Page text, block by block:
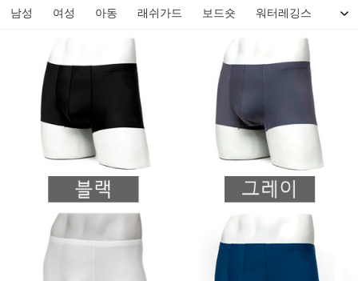
남성 여성 아동 래쉬가드 보드숏 워터레깅스 비
메뉴